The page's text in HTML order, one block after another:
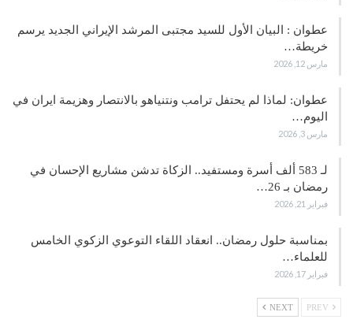
عطوان : البيان الأول للسيد مجتبى المرشد الإيراني الجديد يرسم
خريطة…
مارس 12, 2026
عطوان: لماذا لم يحتفل ترامب ونتنياهو بالانتصار وهزيمة ايران في
اليوم…
مارس 3, 2026
لـ 583 ألف أسرة ومستفيد.. الزكاة تدشن مشاريع الإحسان في
رمضان بـ 26…
فبراير 21, 2026
بمناسبة حلول رمضان.. انعقاد اللقاء التوعوي الزكوي الخامس
للعلماء…
فبراير 17, 2026
NEXT